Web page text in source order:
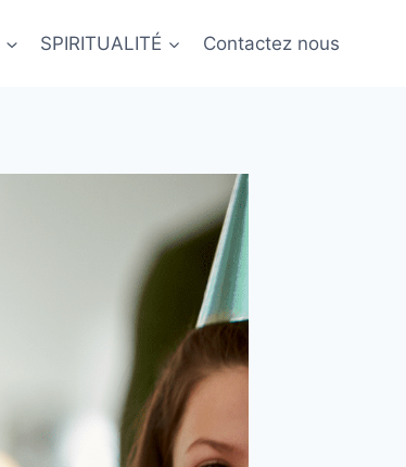
SPIRITUALITÉ Contactez nous